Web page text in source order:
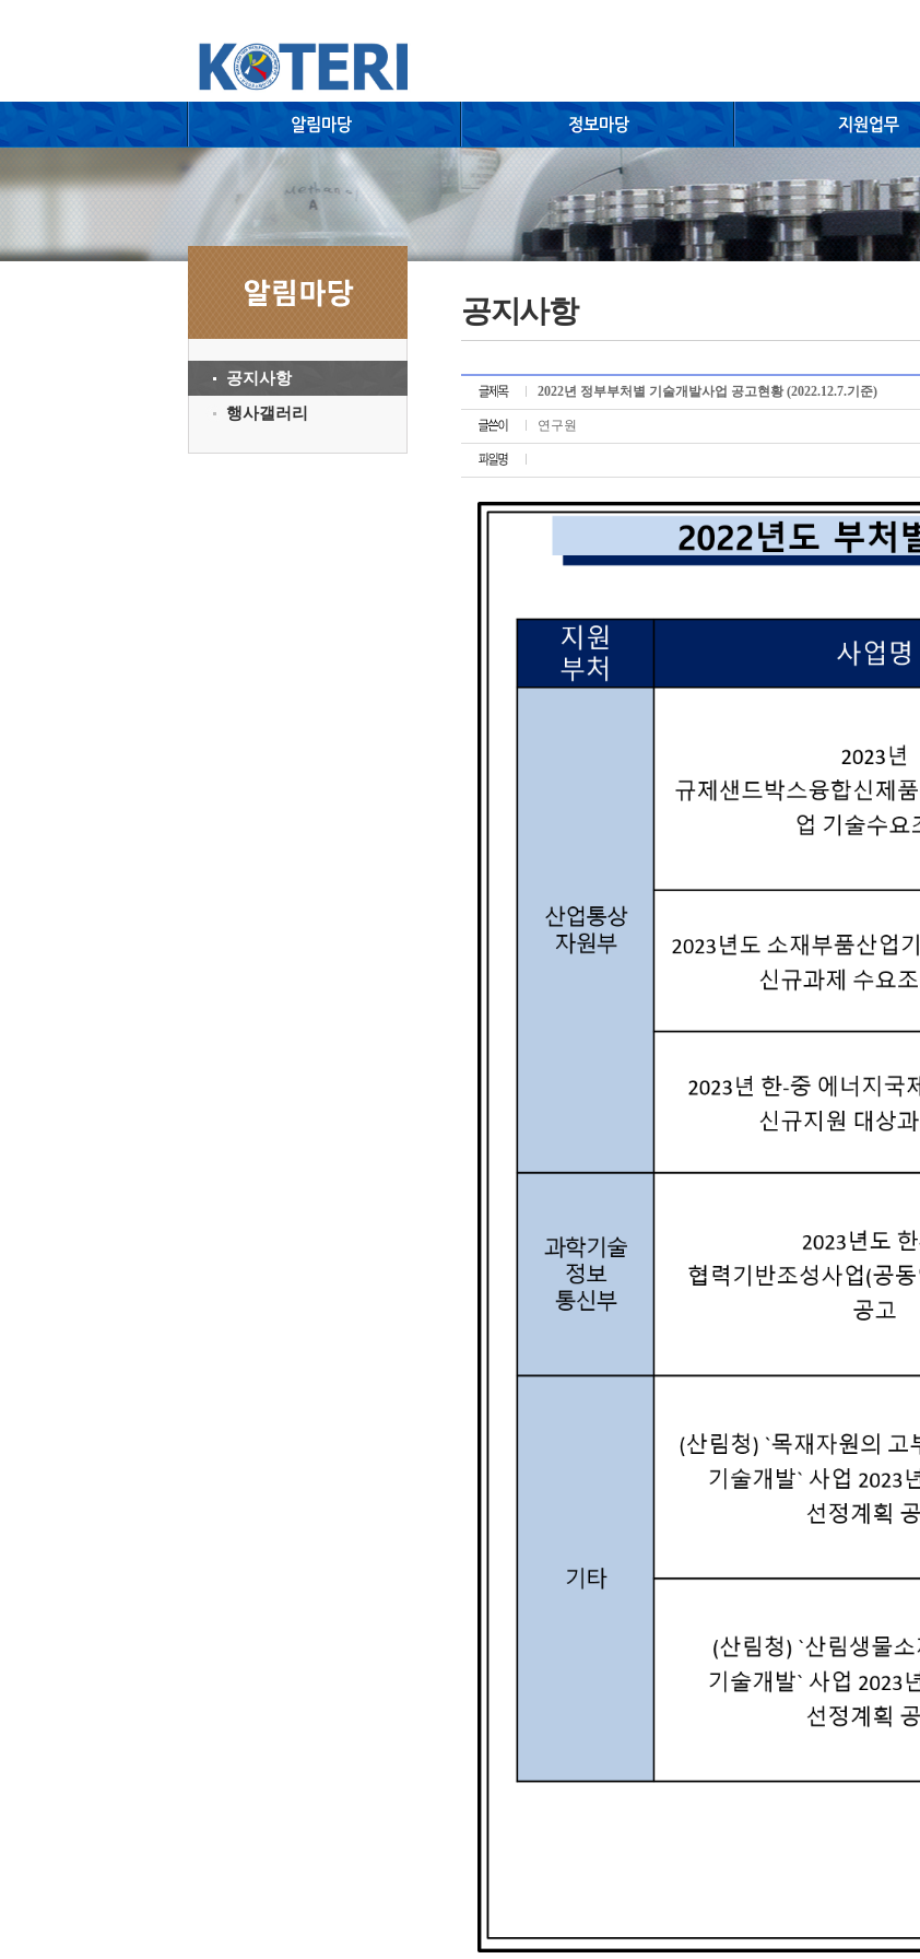
공지사항
행사갤러리
공지사항
2022년 정부부처별 기술개발사업 공고현황 (2022.12.7.기준)
연구원